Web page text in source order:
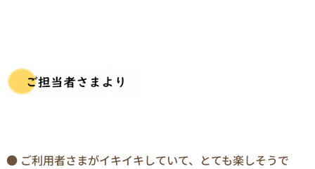
● ご利用者さまがイキイキしていて、とても楽しそうで